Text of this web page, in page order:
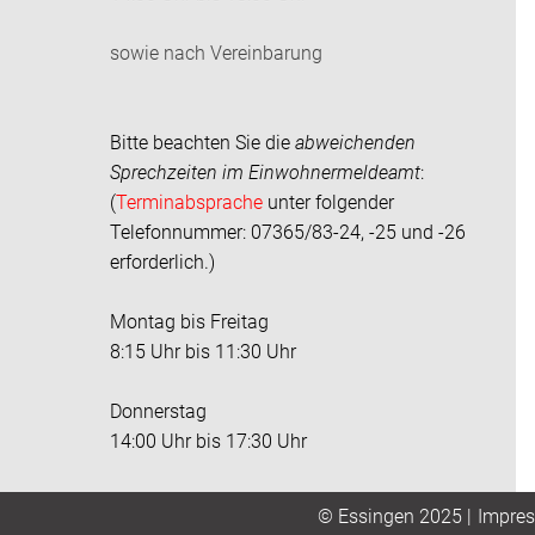
sowie nach Vereinbarung
Bitte beachten Sie die abweichenden
Sprechzeiten im Einwohnermeldeamt:
(Terminabsprache unter folgender
Telefonnummer: 07365/83-24, -25 und -26
erforderlich.)
Montag bis Freitag
8:15 Uhr bis 11:30 Uhr
Donnerstag
14:00 Uhr bis 17:30 Uhr
© Essingen 2025 |